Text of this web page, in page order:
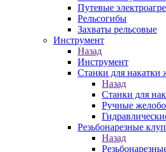
Путевые
Рельсогибы
Захваты рельсовые
Инструмент
Назад
Инструмент
Станки для накатки
Назад
Станки для
Ручные
Резьбонарезные
Назад